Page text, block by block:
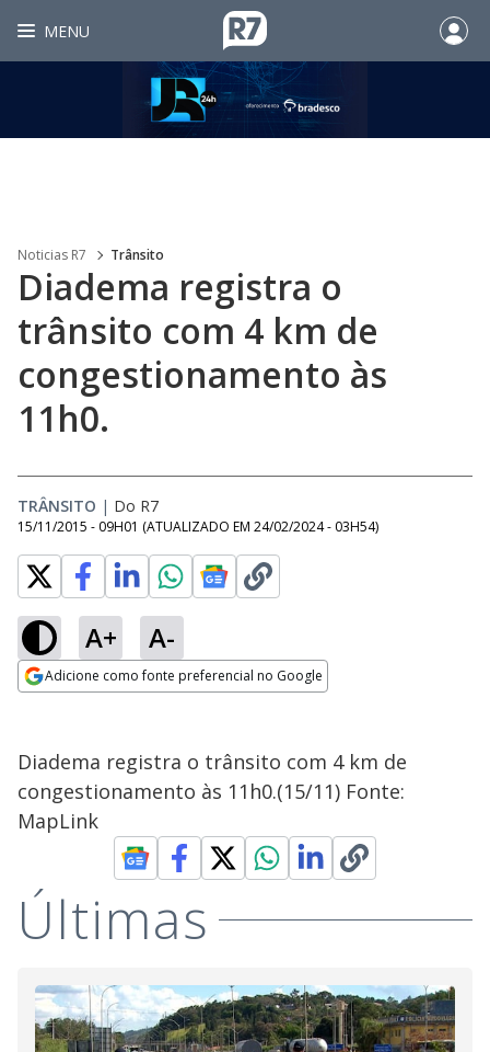
MENU
Noticias R7 Trânsito
Diadema registra o
trânsito com 4 km de
congestionamento às
11h0.
TRÂNSITO | Do R7
15/11/2015 - 09H01 (ATUALIZADO EM 24/02/2024 - 03H54)
A+ A-
Adicione como fonte preferencial no Google
Diadema registra o trânsito com 4 km de
congestionamento às 11h0.(15/11) Fonte:
MapLink
Últimas